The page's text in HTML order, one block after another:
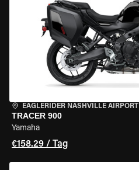
EAGLERIDER NASHVILLE AIRPORT
TRACER 900
Yamaha
€158.29 / Tag